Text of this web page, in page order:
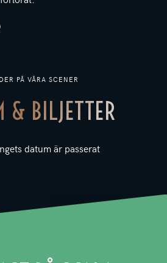
PÅ VÅRA SCENER
& BILJETTER
datum är passerat